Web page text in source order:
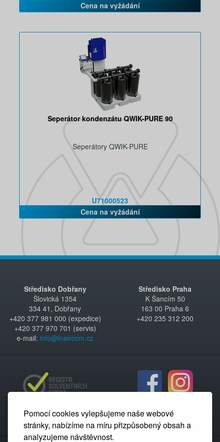
Pomocí cookies vylepšujeme naše webové
stránky, nabízíme na míru přizpůsobený obsah a
analyzujeme návštěvnost.
Cena na vyžádání
Seperátor kondenzátu QWIK-PURE 90
Seperátory QWIK-PURE
U71000523
Cena na vyžádání
Středisko Dobřany
Šlovická 1354
334 41, Dobřany
+420 377 981 000 (expedice)
+420 377 970 701 (servis)
e-mail: info@inaircom.cz
Středisko Praha
K Šancím 50
163 00 Praha 6
+420 235 312 200